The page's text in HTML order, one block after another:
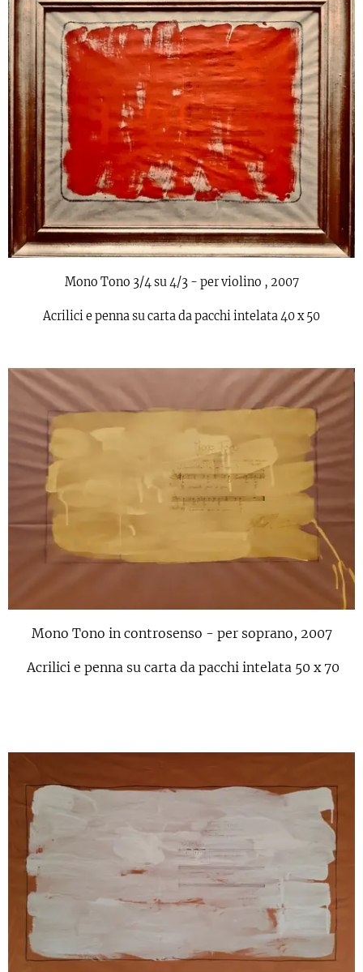
Mono Tono 3/4 su 4/3 - per violino , 2007
Acrilici e penna su carta da pacchi intelata 40 x 50
Mono Tono in controsenso - per soprano, 2007
Acrilici e penna su carta da pacchi intelata 50 x 70